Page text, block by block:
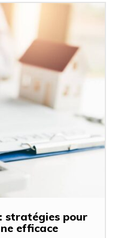
stratégies pour
efficace